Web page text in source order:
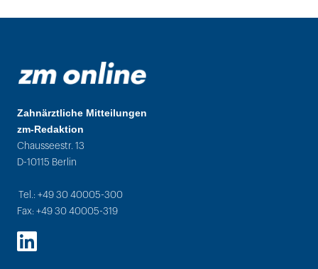
Zahnärztliche Mitteilungen
zm-Redaktion
Chausseestr. 13
D-10115 Berlin
Tel.: +49 30 40005-300
Fax: +49 30 40005-319
LinkedIn